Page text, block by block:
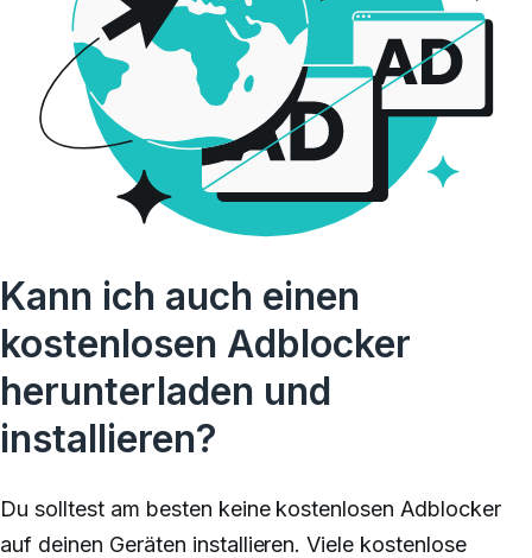
Kann ich auch einen
kostenlosen Adblocker
herunterladen und
installieren?
Du solltest am besten keine kostenlosen Adblocker
auf deinen Geräten installieren. Viele kostenlose